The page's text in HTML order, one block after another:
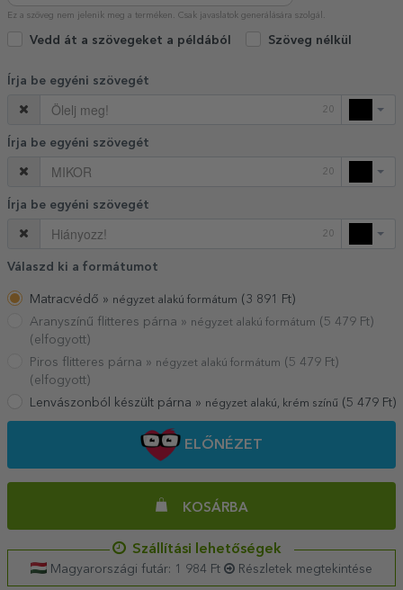
Ez a szöveg nem jelenik meg a terméken. Csak javaslatok generálására szolgál.
Vedd át a szövegeket a példából Szöveg nélkül
Írja be egyéni szövegét
20
Írja be egyéni szövegét
20
Írja be egyéni szövegét
20
Válaszd ki a formátumot
Matracvédő » négyzet alakú formátum (3 891
Ft)
Aranyszínű flitteres párna » négyzet alakú formátum ( 5 479 Ft)
(elfogyott)
Piros flitteres párna » négyzet alakú formátum ( 5 479 Ft)
(elfogyott)
Lenvászonból készült párna » négyzet alakú, krém színű (5 479 Ft)
ELŐNÉZET
KOSÁRBA
Szállítási lehetőségek
Magyarországi futár: 1 984 Ft Részletek megtekintése